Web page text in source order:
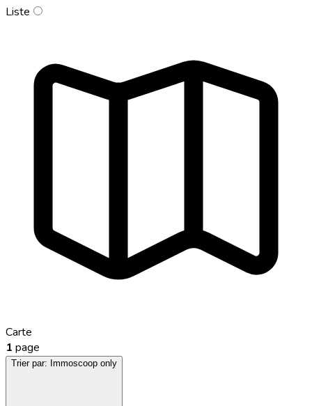
Liste
Carte
1 page
Trier par: Immoscoop only